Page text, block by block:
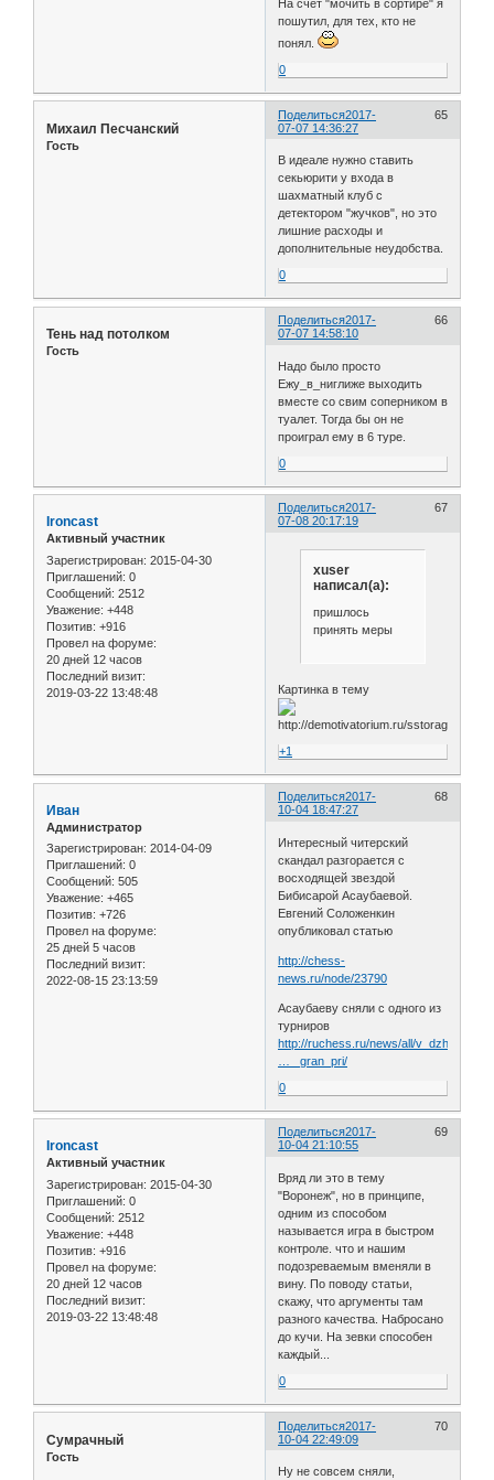
На счёт "мочить в сортире" я
пошутил, для тех, кто не
понял.
0
Поделиться 65
2017-
07-07 14:36:27
Михаил Песчанский
Гость
В идеале нужно ставить
секьюрити у входа в
шахматный клуб с
детектором "жучков", но это
лишние расходы и
дополнительные неудобства.
0
Поделиться 66
2017-
07-07 14:58:10
Тень над потолком
Гость
Надо было просто
Ежу_в_ниглиже выходить
вместе со свим соперником в
туалет. Тогда бы он не
проиграл ему в 6 туре.
0
Поделиться 67
2017-
07-08 20:17:19
Ironcast
Активный участник
Зарегистрирован: 2015-04-30
Приглашений: 0
Сообщений: 2512
Уважение: +448
Позитив: +916
Провел на форуме:
20 дней 12 часов
Последний визит:
2019-03-22 13:48:48
xuser
написал(а):
пришлось
принять меры
Картинка в тему
+1
Поделиться 68
2017-
10-04 18:47:27
Иван
Администратор
Зарегистрирован: 2014-04-09
Приглашений: 0
Сообщений: 505
Уважение: +465
Позитив: +726
Провел на форуме:
25 дней 5 часов
Последний визит:
2022-08-15 23:13:59
Интересный читерский
скандал разгорается с
восходящей звездой
Бибисарой Асаубаевой.
Евгений Соложенкин
опубликовал статью
http://chess-
news.ru/node/23790
Асаубаеву сняли с одного из
турниров
http://ruchess.ru/news/all/
… _gran_pri/
0
Поделиться 69
2017-
10-04 21:10:55
Ironcast
Активный участник
Зарегистрирован: 2015-04-30
Приглашений: 0
Сообщений: 2512
Уважение: +448
Позитив: +916
Провел на форуме:
20 дней 12 часов
Последний визит:
2019-03-22 13:48:48
Вряд ли это в тему
"Воронеж", но в принципе,
одним из способом
называется игра в быстром
контроле. что и нашим
подозреваемым вменяли в
вину. По поводу статьи,
скажу, что аргументы там
разного качества. Набросано
до кучи. На зевки способен
каждый...
0
Поделиться 70
2017-
10-04 22:49:09
Сумрачный
Гость
Ну не совсем сняли,